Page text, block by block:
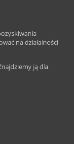
na działalności
ją dla